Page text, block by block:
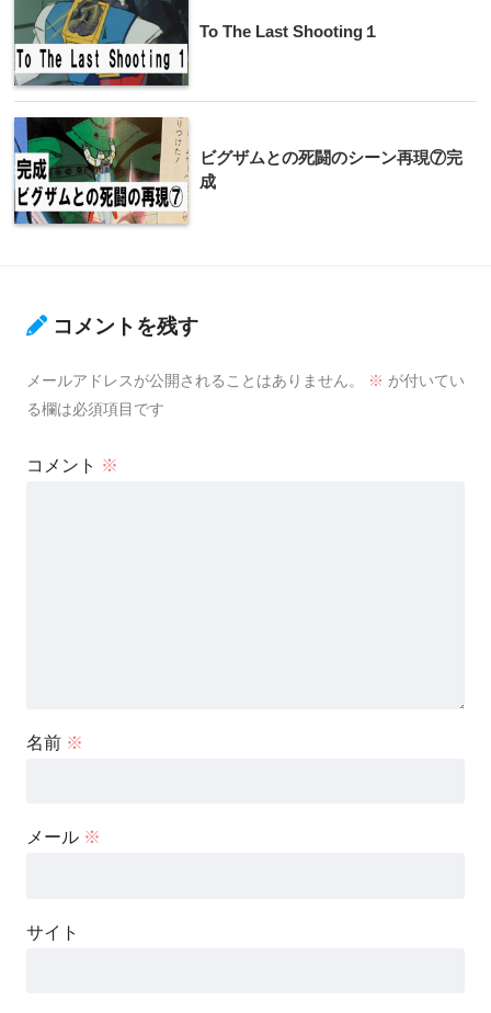
To The Last Shooting１
ビグザムとの死闘のシーン再現⑦完
成
コメントを残す
メールアドレスが公開されることはありません。 ※ が付いてい
る欄は必須項目です
コメント ※
名前 ※
メール ※
サイト